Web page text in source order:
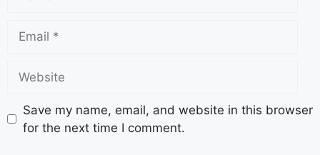
Save my name, email, and website in this browser
for the next time I comment.